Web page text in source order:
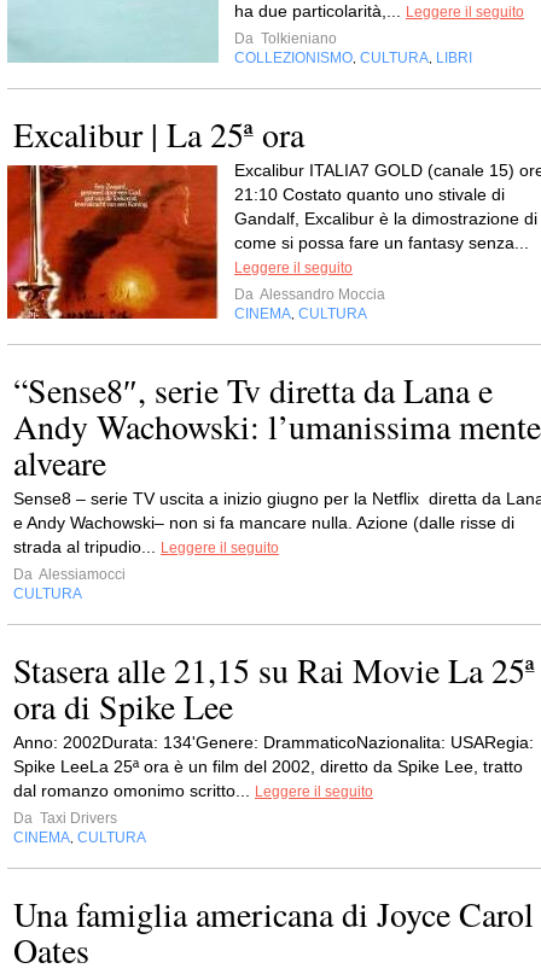
ha due particolarità,...
Leggere il seguito
Da Tolkieniano
COLLEZIONISMO CULTURA LIBRI
Excalibur | La 25ª ora
Excalibur ITALIA7 GOLD (canale 15)
21:10 Costato quanto uno stivale di
Gandalf, Excalibur è la dimostrazione di
come si possa fare un fantasy senza...
Leggere il seguito
Da Alessandro Moccia
CINEMA CULTURA
“Sense8″, serie Tv diretta da Lana e
Andy Wachowski: l’umanissima mente
alveare
Sense8 – serie TV uscita a inizio giugno per la Netflix diretta da
e Andy Wachowski– non si fa mancare nulla. Azione (dalle risse di
strada al tripudio...
Leggere il seguito
Da Alessiamocci
CULTURA
Stasera alle 21,15 su Rai Movie La 25ª
ora di Spike Lee
Anno: 2002Durata: 134'Genere: DrammaticoNazionalita: USARegia:
Spike LeeLa 25ª ora è un film del 2002, diretto da Spike Lee, tratto
dal romanzo omonimo scritto...
Leggere il seguito
Da Taxi Drivers
CINEMA CULTURA
Una famiglia americana di Joyce Carol
Oates